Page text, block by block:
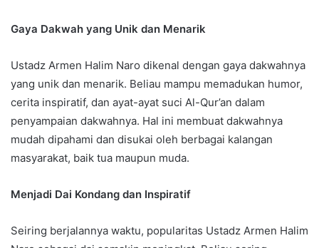
Gaya Dakwah yang Unik dan Menarik
Ustadz Armen Halim Naro dikenal dengan gaya dakwahnya
yang unik dan menarik. Beliau mampu memadukan humor,
cerita inspiratif, dan ayat-ayat suci Al-Qur’an dalam
penyampaian dakwahnya. Hal ini membuat dakwahnya
mudah dipahami dan disukai oleh berbagai kalangan
masyarakat, baik tua maupun muda.
Menjadi Dai Kondang dan Inspiratif
Seiring berjalannya waktu, popularitas Ustadz Armen Halim